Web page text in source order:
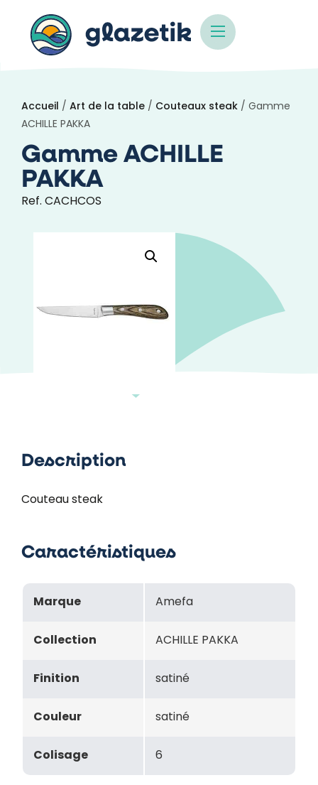
Accueil / Art de la table / Couteaux steak / Gamme
ACHILLE PAKKA
Gamme ACHILLE
PAKKA
Ref. CACHCOS
Description
Couteau steak
Caractéristiques
Marque Amefa
Collection ACHILLE PAKKA
Finition satiné
Couleur satiné
Colisage 6